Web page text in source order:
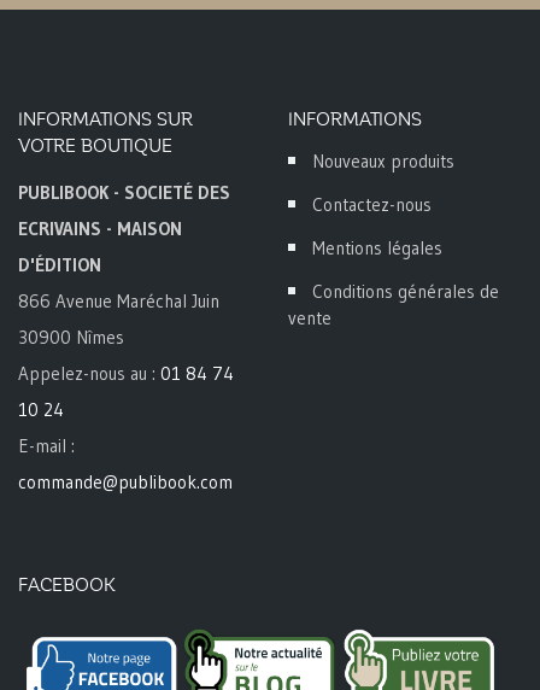
INFORMATIONS SUR
VOTRE BOUTIQUE
PUBLIBOOK - SOCIETÉ DES
ECRIVAINS - MAISON
D'ÉDITION
866 Avenue Maréchal Juin
30900 Nîmes
Appelez-nous au : 01 84 74
10 24
E-mail :
commande@publibook.com
INFORMATIONS
Nouveaux produits
Contactez-nous
Mentions légales
Conditions générales de
vente
FACEBOOK